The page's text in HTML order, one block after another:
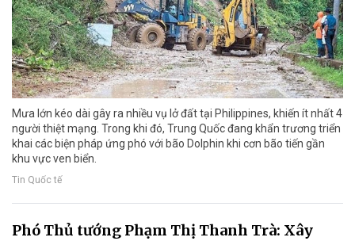
Mưa lớn kéo dài gây ra nhiều vụ lở đất tại Philippines, khiến ít nhất 4
người thiệt mạng. Trong khi đó, Trung Quốc đang khẩn trương triển
khai các biện pháp ứng phó với bão Dolphin khi cơn bão tiến gần
khu vực ven biển.
Tin Quốc tế
Phó Thủ tướng Phạm Thị Thanh Trà: Xây